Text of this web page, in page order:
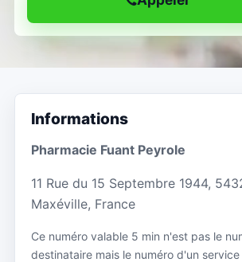
Informations
Pharmacie Fuant Peyrole
11 Rue du 15 Septembre 1944,
Maxéville, France
Ce numéro valable 5 min n'est pas le
destinataire mais le numéro d'un service